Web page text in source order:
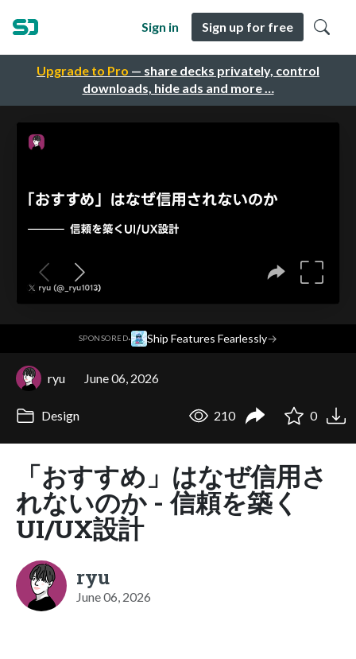
Upgrade to Pro — share decks privately, control
downloads, hide ads and more …
Sign in Sign up for free
SPONSORED· Ship Features Fearlessly→
ryu June 06, 2026
Design 210 0
「おすすめ」はなぜ信用さ
れないのか - 信頼を築く
UI/UX設計
ryu
June 06, 2026